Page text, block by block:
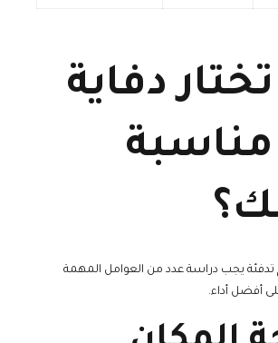
دفاية
مناسبة
يجب دراسة عدد من العوامل المهمة
أفضل أداء.